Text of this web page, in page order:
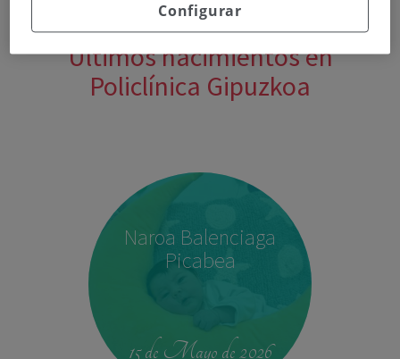
Últimos nacimientos en
Policlínica Gipuzkoa
Naroa Balenciaga
Picabea
15 de Mayo de 2026
Configurar